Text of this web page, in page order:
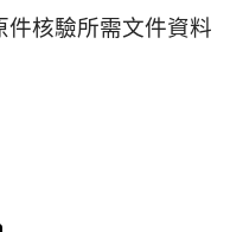
件核驗所需文件資料